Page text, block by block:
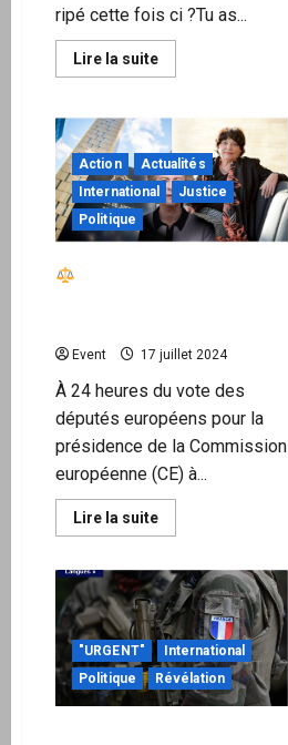
ripé cette fois ci ?Tu as...
Lire la suiteEn
savoir
Des
dentelles
de
LFI
à
la
tutelle
du
FMI
Action
Actualités
International
Justice
Politique
Event 17 juillet 2024
À 24 heures du vote des
députés européens pour la
présidence de la Commission
européenne (CE) à...
Lire la suiteEn
savoir
Von
der
Leyen
et
la
Commission
européenne
condamnées
"URGENT"
International
Politique
Révélation